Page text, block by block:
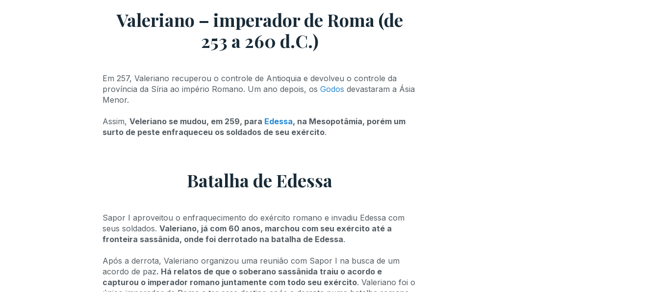
Valeriano – imperador de Roma (de
253 a 260 d.C.)
Em 257, Valeriano recuperou o controle de Antioquia e devolveu o controle da
província da Síria ao império Romano. Um ano depois, os Godos devastaram a Ásia
Menor.
Assim, Veleriano se mudou, em 259, para Edessa, na Mesopotâmia, porém um
surto de peste enfraqueceu os soldados de seu exército.
Batalha de Edessa
Sapor I aproveitou o enfraquecimento do exército romano e invadiu Edessa com
seus soldados. Valeriano, já com 60 anos, marchou com seu exército até a
fronteira sassânida, onde foi derrotado na batalha de Edessa.
Após a derrota, Valeriano organizou uma reunião com Sapor I na busca de um
acordo de paz. Há relatos de que o soberano sassânida traiu o acordo e
capturou o imperador romano juntamente com todo seu exército. Valeriano foi o